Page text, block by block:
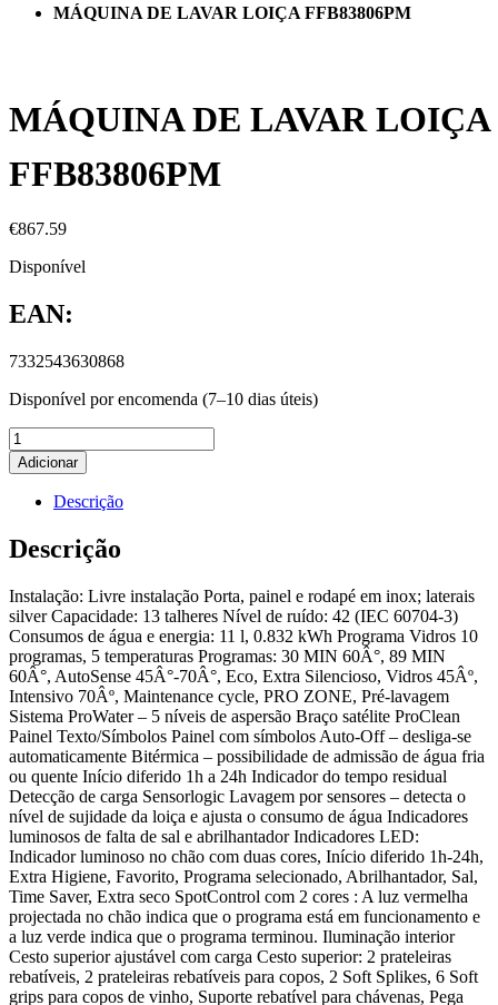
MÁQUINA DE LAVAR LOIÇA FFB83806PM
MÁQUINA DE LAVAR LOIÇA
FFB83806PM
€867.59
Disponível
EAN:
7332543630868
Disponível por encomenda (7–10 dias úteis)
Adicionar
Descrição
Descrição
Instalação: Livre instalação Porta, painel e rodapé em inox; laterais
silver Capacidade: 13 talheres Nível de ruído: 42 (IEC 60704-3)
Consumos de água e energia: 11 l, 0.832 kWh Programa Vidros 10
programas, 5 temperaturas Programas: 30 MIN 60Â°, 89 MIN
60Â°, AutoSense 45Â°-70Â°, Eco, Extra Silencioso, Vidros 45Âº,
Intensivo 70Âº, Maintenance cycle, PRO ZONE, Pré-lavagem
Sistema ProWater – 5 níveis de aspersão Braço satélite ProClean
Painel Texto/Símbolos Painel com símbolos Auto-Off – desliga-se
automaticamente Bitérmica – possibilidade de admissão de água fria
ou quente Início diferido 1h a 24h Indicador do tempo residual
Detecção de carga Sensorlogic Lavagem por sensores – detecta o
nível de sujidade da loiça e ajusta o consumo de água Indicadores
luminosos de falta de sal e abrilhantador Indicadores LED:
Indicador luminoso no chão com duas cores, Início diferido 1h-24h,
Extra Higiene, Favorito, Programa selecionado, Abrilhantador, Sal,
Time Saver, Extra seco SpotControl com 2 cores : A luz vermelha
projectada no chão indica que o programa está em funcionamento e
a luz verde indica que o programa terminou. Iluminação interior
Cesto superior ajustável com carga Cesto superior: 2 prateleiras
rebatíveis, 2 prateleiras rebatíveis para copos, 2 Soft Splikes, 6 Soft
grips para copos de vinho, Suporte rebatível para chávenas, Pega